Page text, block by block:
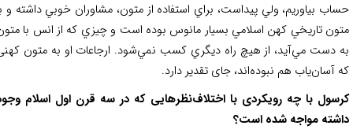
بياوريم، ولي پيداست، براي استفاده از متون، مشاوران خوبي داشته و با
تاريخي كهن اسلامي بسيار مانوس بوده است و چيزي كه از انس با متون
دست مي‌آيد، از هيچ راه ديگري كسب نمي‌شود. ارجاعات او به متون كهنی
آسان‌ياب هم نبوده‌اند، جای تقدیر دارد.
با چه رویکردی با اختلاف‌نظرهايی که در سه قرن اول اسلام وجود
مواجه شده است؟